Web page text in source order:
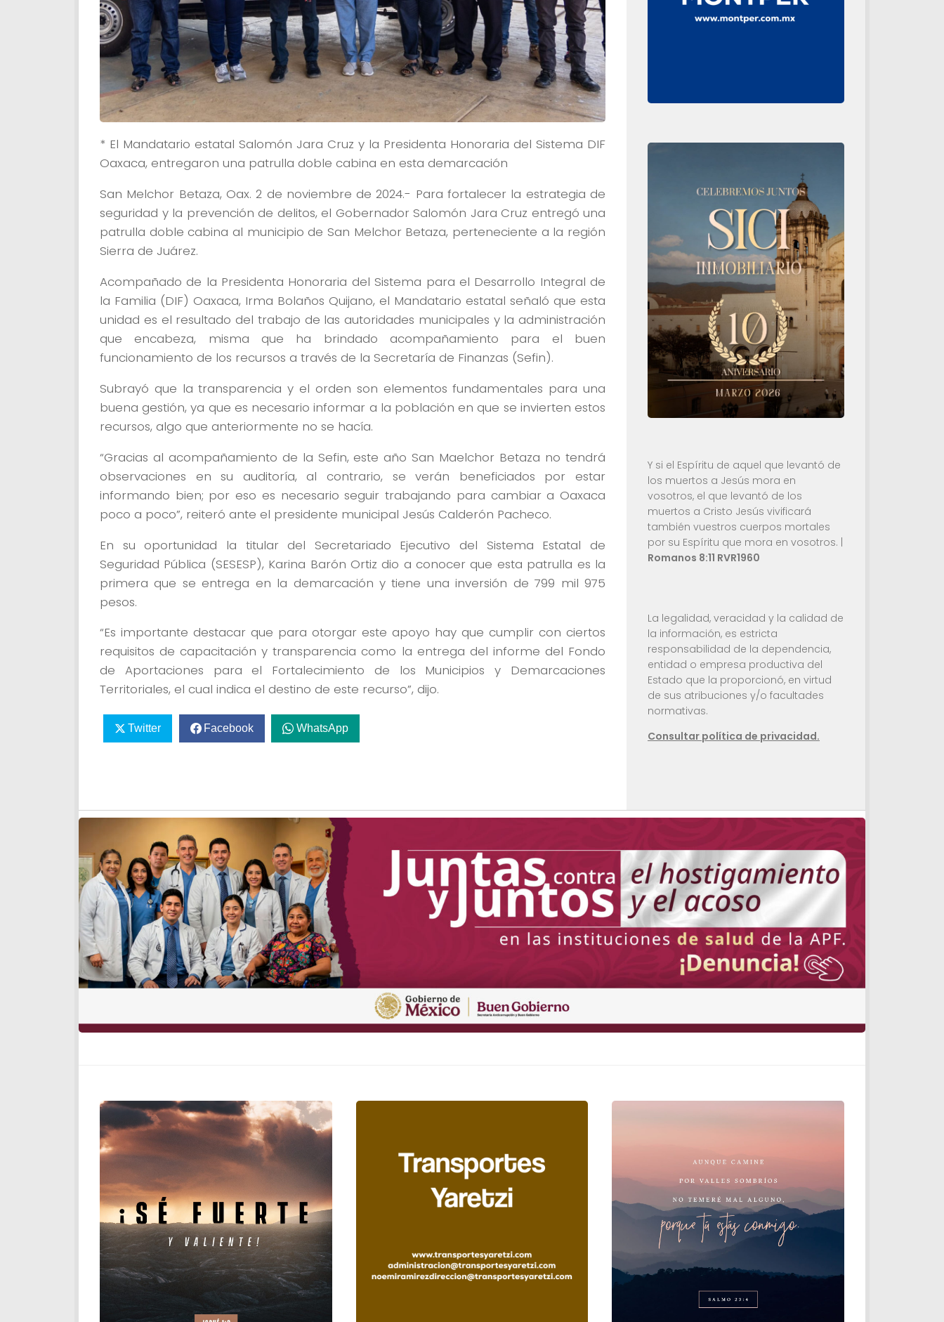
* El Mandatario estatal Salomón Jara Cruz y la Presidenta Honoraria del Sistema DIF
Oaxaca, entregaron una patrulla doble cabina en esta demarcación
San Melchor Betaza, Oax. 2 de noviembre de 2024.- Para fortalecer la estrategia de
seguridad y la prevención de delitos, el Gobernador Salomón Jara Cruz entregó una
patrulla doble cabina al municipio de San Melchor Betaza, perteneciente a la región
Sierra de Juárez.
Acompañado de la Presidenta Honoraria del Sistema para el Desarrollo Integral de
la Familia (DIF) Oaxaca, Irma Bolaños Quijano, el Mandatario estatal señaló que esta
unidad es el resultado del trabajo de las autoridades municipales y la administración
que encabeza, misma que ha brindado acompañamiento para el buen
funcionamiento de los recursos a través de la Secretaría de Finanzas (Sefin).
Subrayó que la transparencia y el orden son elementos fundamentales para una
buena gestión, ya que es necesario informar a la población en que se invierten estos
recursos, algo que anteriormente no se hacía.
“Gracias al acompañamiento de la Sefin, este año San Maelchor Betaza no tendrá
observaciones en su auditoría, al contrario, se verán beneficiados por estar
informando bien; por eso es necesario seguir trabajando para cambiar a Oaxaca
poco a poco”, reiteró ante el presidente municipal Jesús Calderón Pacheco.
En su oportunidad la titular del Secretariado Ejecutivo del Sistema Estatal de
Seguridad Pública (SESESP), Karina Barón Ortiz dio a conocer que esta patrulla es la
primera que se entrega en la demarcación y tiene una inversión de 799 mil 975
pesos.
“Es importante destacar que para otorgar este apoyo hay que cumplir con ciertos
requisitos de capacitación y transparencia como la entrega del informe del Fondo
de Aportaciones para el Fortalecimiento de los Municipios y Demarcaciones
Territoriales, el cual indica el destino de este recurso”, dijo.
Twitter Facebook WhatsApp
Y si el Espíritu de aquel que levantó de
los muertos a Jesús mora en
vosotros, el que levantó de los
muertos a Cristo Jesús vivificará
también vuestros cuerpos mortales
por su Espíritu que mora en vosotros. |
Romanos 8:11 RVR1960
La legalidad, veracidad y la calidad de
la información, es estricta
responsabilidad de la dependencia,
entidad o empresa productiva del
Estado que la proporcionó, en virtud
de sus atribuciones y/o facultades
normativas.
Consultar política de privacidad.